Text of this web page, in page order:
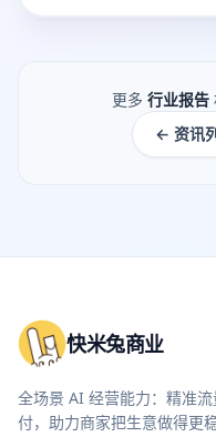
更多 行业报告
← 资讯
快米兔商业
全场景 AI 经营能力：精准
付，助力商家把生意做得更